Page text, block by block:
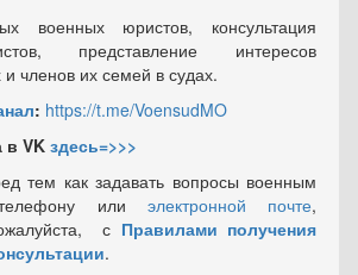
военных юристов, консультация
представление интересов
членов их семей в судах.
: https://t.me/VoensudMO
в VK здесь=>>>
тем как задавать вопросы военным
или электронной почте,
с Правилами получения
.